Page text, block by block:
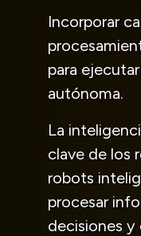
Incorporar
para
autónoma.
La
clave de los
robots
procesar
decisiones